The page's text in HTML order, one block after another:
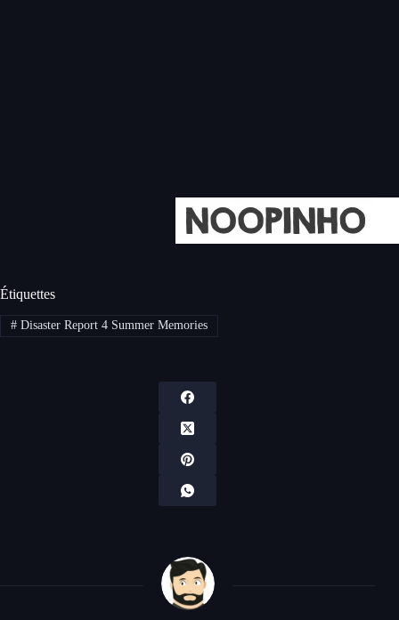
Étiquettes
#Disaster Report 4 Summer Memories